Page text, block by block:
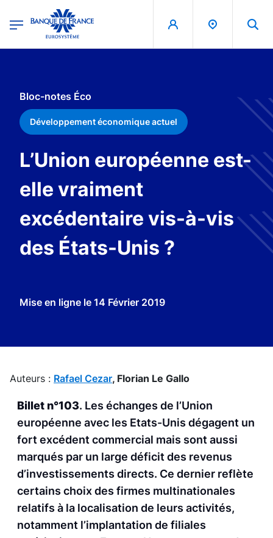
Banque de France - Menu Principal
Bloc-notes Éco
Développement économique actuel
L’Union européenne est-
elle vraiment
excédentaire vis-à-vis
des États-Unis ?
Mise en ligne le 14 Février 2019
Auteurs : Rafael Cezar, Florian Le Gallo
Billet n°103. Les échanges de l’Union
européenne avec les Etats-Unis dégagent un
fort excédent commercial mais sont aussi
marqués par un large déficit des revenus
d’investissements directs. Ce dernier reflète
certains choix des firmes multinationales
relatifs à la localisation de leurs activités,
notamment l’implantation de filiales